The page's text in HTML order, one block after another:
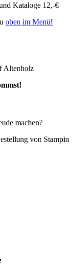
Kataloge 12,-€
oben im Menü!
Altenholz
machen?
von Stampin